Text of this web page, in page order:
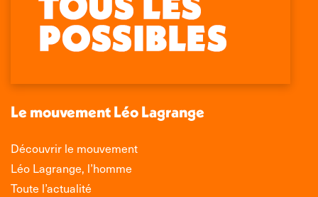
Facebook
s'ouvre
une
fenêtre
page
X
s'ouvre
une
fenêtre
page
LinkedIn
s'ouvre
une
fenêtre
page
Instagram
s'ouvre
une
nouvelle
fenêtre
Le mouvement Léo Lagrange
Découvrir le mouvement
Léo Lagrange, l’homme
Toute l’actualité